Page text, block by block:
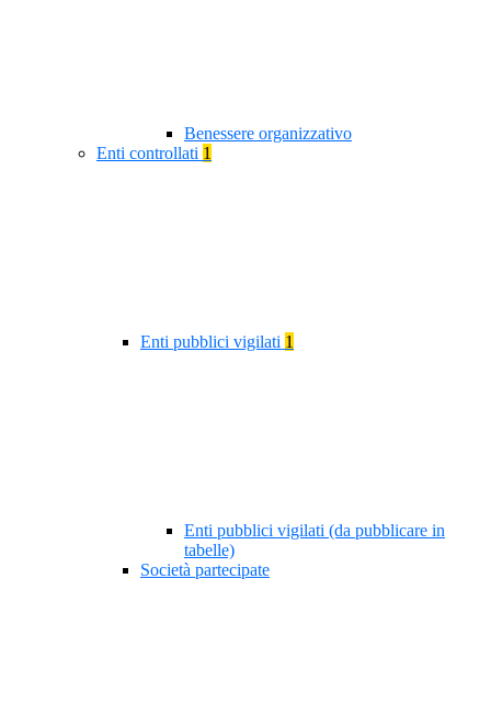
Benessere organizzativo
Enti controllati 1
Enti pubblici vigilati 1
Enti pubblici vigilati (da pubblicare in
tabelle)
Società partecipate